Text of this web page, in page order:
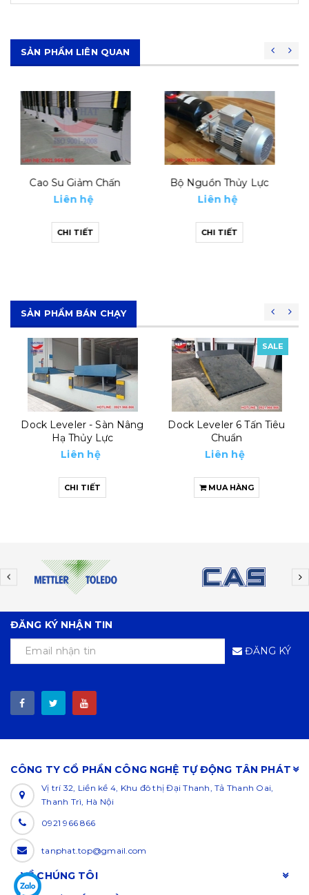
SẢN PHẨM LIÊN QUAN
Bộ Nguồn Thủy Lực
Liên hệ
CHI TIẾT
Xi Lanh Thủy Lực Dock
Leveler
CHI TIẾT
SẢN PHẨM BÁN CHẠY
SALE
Dock Leveler 6 Tấn Tiêu
Chuẩn
Liên hệ
MUA HÀNG
SALE
Automatic Dock Leveler
8 Tấn
Liên hệ
MUA HÀNG
ĐĂNG KÝ NHẬN TIN
ĐĂNG KÝ
CÔNG TY CỔ PHẦN CÔNG NGHỆ TỰ ĐỘNG TÂN PHÁT
Vị trí 32, Liền kề 4, Khu đô thị Đại Thanh, Tả Thanh Oai,
Thanh Trì, Hà Nội
0921 966 866
tanphat.top@gmail.com
VỀ CHÚNG TÔI